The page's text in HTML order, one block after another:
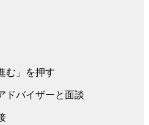
む」を押す
ドバイザーと面談